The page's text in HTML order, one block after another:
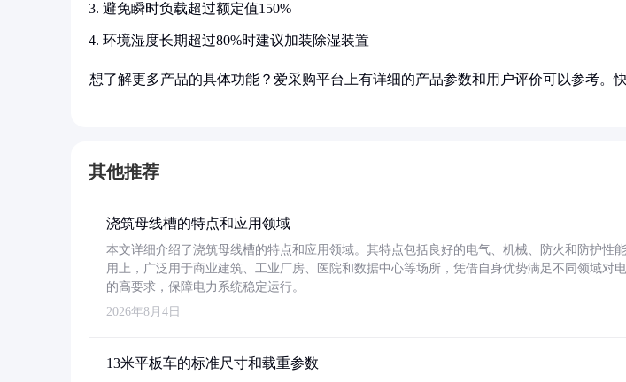
避免瞬时负载超过额定值150%
环境湿度长期超过80%时建议加装除湿装置
想了解更多产品的具体功能？爱采购平台上有详细的产品参数和用户评价可以参考。
其他推荐
浇筑母线槽的特点和应用领域
本文详细介绍了浇筑母线槽的特点和应用领域。其特点包括良好的电气、机械、防火和防护性
用上，广泛用于商业建筑、工业厂房、医院和数据中心等场所，凭借自身优势满足不同领域对
的高要求，保障电力系统稳定运行。
2026年8月4日
13米平板车的标准尺寸和载重参数